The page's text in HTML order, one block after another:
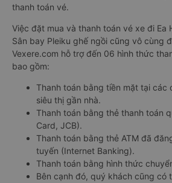
thanh toán vé.
Việc đặt mua và thanh toán vé xe đi
Sân bay Pleiku ghế ngồi cũng vô cùng
Vexere.com hỗ trợ đến 06 hình thức
bao gồm:
Thanh toán bằng tiền mặt tại các
siêu thị gần nhà.
Thanh toán bằng thẻ thanh toán
Card, JCB).
Thanh toán bằng thẻ ATM đã
tuyến (Internet Banking).
Thanh toán bằng hình thức
Bên cạnh đó, quý khách cũng có